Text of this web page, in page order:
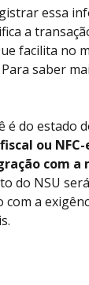
essa
a
facilita no
saber
é do estado
ou
com a
do NSU
com a